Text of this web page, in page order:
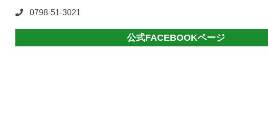
0798-51-3021
公式FACEBOOKページ